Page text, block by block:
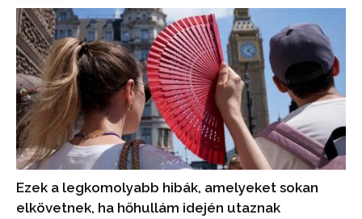
Ezek a legkomolyabb hibák, amelyeket sokan
elkövetnek, ha hőhullám idején utaznak